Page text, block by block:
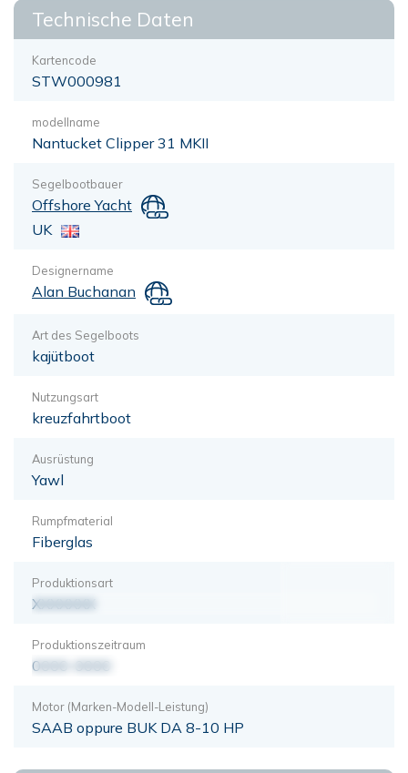
Technische Daten
Kartencode
STW000981
modellname
Nantucket Clipper 31 MKII
Segelbootbauer
Offshore Yacht
UK
Designername
Alan Buchanan
Art des Segelboots
kajütboot
Nutzungsart
kreuzfahrtboot
Ausrüstung
Yawl
Rumpfmaterial
Fiberglas
Produktionsart
XXXXXXX
Produktionszeitraum
0000-0000
Motor (Marken-Modell-Leistung)
SAAB oppure BUK DA 8-10 HP